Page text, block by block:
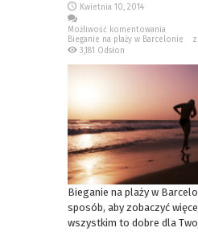
Kwietnia 10, 2014
Możliwość komentowania
Bieganie na plaży w Barcelonie
3,181 Odsłon
Bieganie na plaży w
sposób, aby zobaczyć
wszystkim to dobre dla